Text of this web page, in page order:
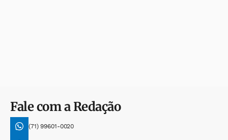
Fale com a Redação
(71) 99601-0020